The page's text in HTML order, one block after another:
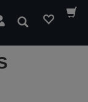
Suchen